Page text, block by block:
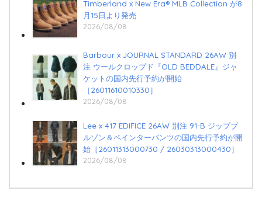
Timberland x New Era®︎ MLB Collection が8
月15日より発売
2026/08/08
Barbour x JOURNAL STANDARD 26AW 別
注 ウールクロップド『OLD BEDDALE』ジャ
ケットの国内先行予約が開始
［26011610010330］
2026/08/08
Lee x 417 EDIFICE 26AW 別注 91-B ジップブ
ルゾン＆ペインターパンツの国内先行予約が開
始［26011313000730 / 26030313000430］
2026/08/08